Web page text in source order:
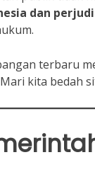
dan
terbaru
kita bedah